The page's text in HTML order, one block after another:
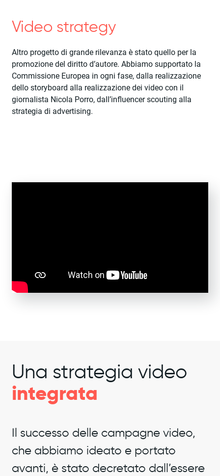
Video strategy
Altro progetto di grande rilevanza è stato quello per la
promozione del diritto d’autore. Abbiamo supportato la
Commissione Europea in ogni fase, dalla realizzazione
dello storyboard alla realizzazione dei video con il
giornalista Nicola Porro, dall’influencer scouting alla
strategia di advertising.
Una strategia video
integrata
Il successo delle campagne video,
che abbiamo ideato e portato
avanti, è stato decretato dall’essere